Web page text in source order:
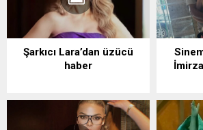
Şarkıcı Lara’dan üzücü
haber